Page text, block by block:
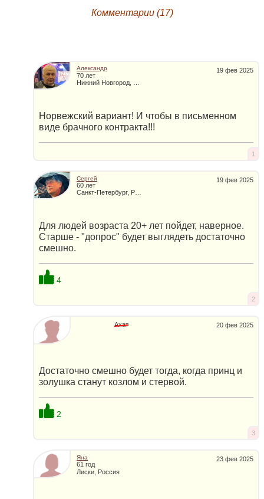
Комментарии (17)
19 фев 2025
Александр
70 лет
Норвежский вариант! И чтобы в письменном
виде брачного контракта!!!
1
19 фев 2025
Сергей
60 лет
Для людей возраста 20+ лет пойдет, наверное.
Старше - "допрос" будет выглядеть достаточно
смешно.
4
2
20 фев 2025
Ахат
Достаточно смешно будет тогда, когда принц и
золушка станут козлом и стервой.
2
3
23 фев 2025
Яна
61 год
Лиски, Россия